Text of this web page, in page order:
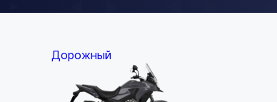
Дорожный